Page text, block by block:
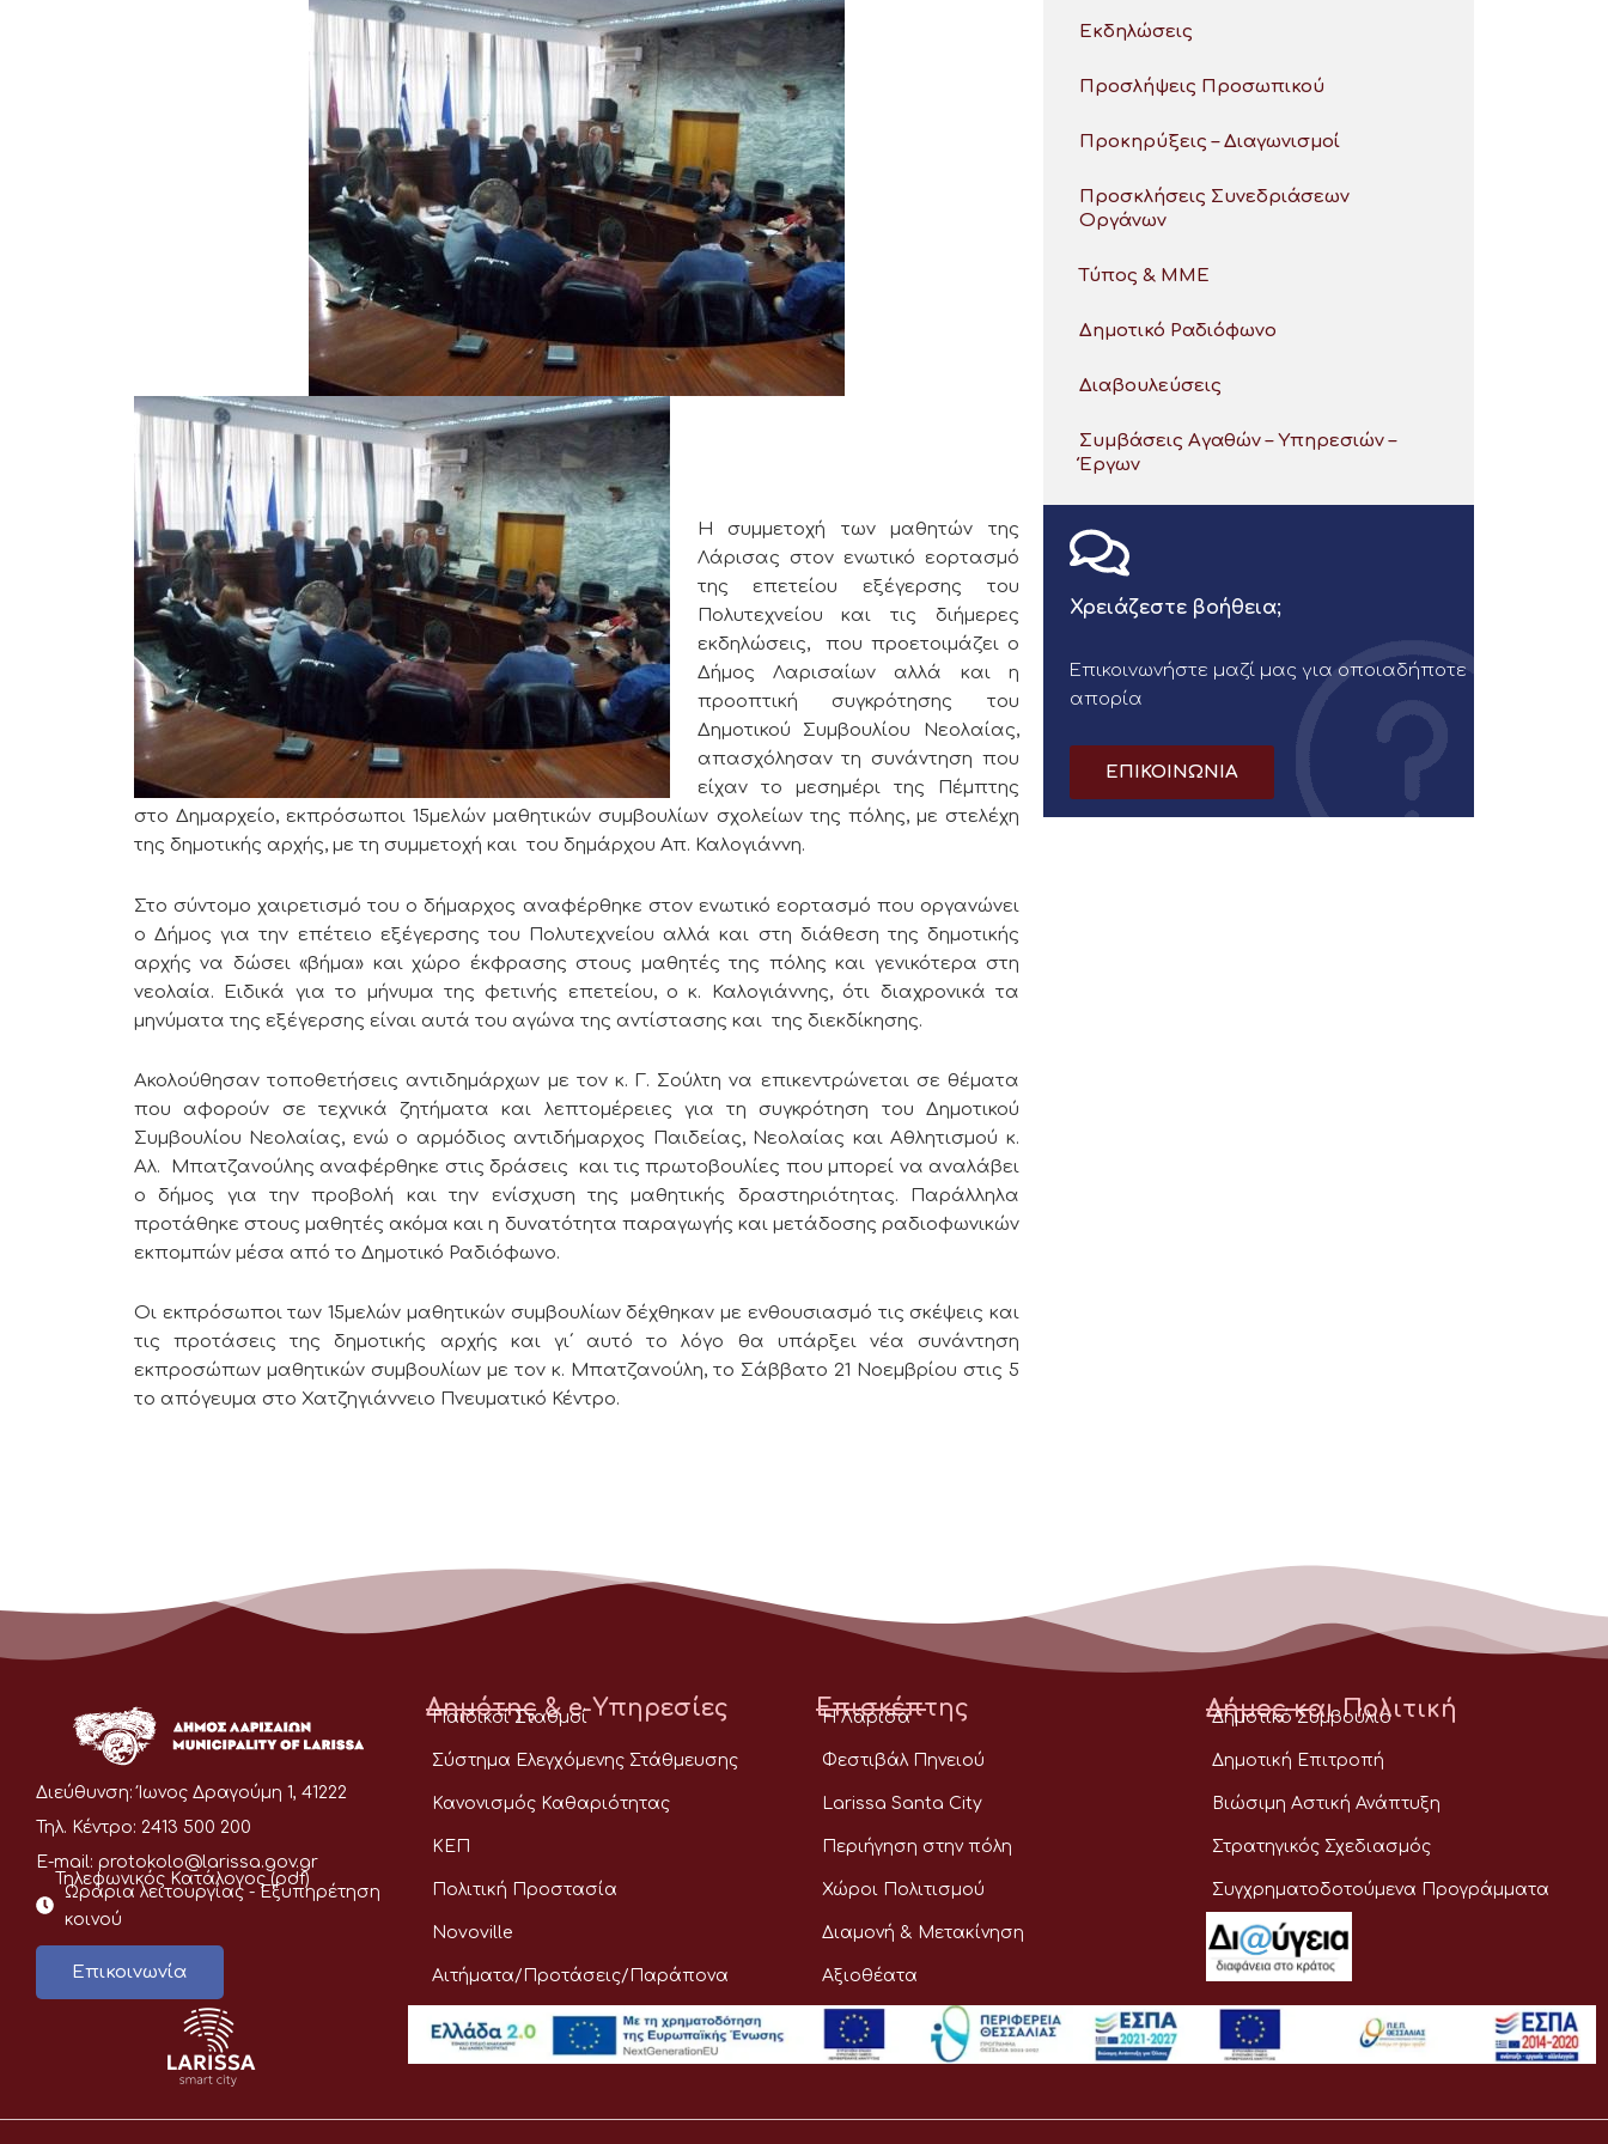
Η συμμετοχή των μαθητών της
Λάρισας στον ενωτικό εορτασμό
της επετείου εξέγερσης του
Πολυτεχνείου και τις διήμερες
εκδηλώσεις, που προετοιμάζει ο
Δήμος Λαρισαίων αλλά και η
προοπτική συγκρότησης του
Δημοτικού Συμβουλίου Νεολαίας,
απασχόλησαν τη συνάντηση που
είχαν το μεσημέρι της Πέμπτης
στο Δημαρχείο, εκπρόσωποι 15μελών μαθητικών συμβουλίων σχολείων της πόλης, με στελέχη
της δημοτικής αρχής, με τη συμμετοχή και του δημάρχου Απ. Καλογιάννη.
Στο σύντομο χαιρετισμό του ο δήμαρχος αναφέρθηκε στον ενωτικό εορτασμό που οργανώνει
ο Δήμος για την επέτειο εξέγερσης του Πολυτεχνείου αλλά και στη διάθεση της δημοτικής
αρχής να δώσει «βήμα» και χώρο έκφρασης στους μαθητές της πόλης και γενικότερα στη
νεολαία. Ειδικά για το μήνυμα της φετινής επετείου, ο κ. Καλογιάννης, ότι διαχρονικά τα
μηνύματα της εξέγερσης είναι αυτά του αγώνα της αντίστασης και της διεκδίκησης.
Ακολούθησαν τοποθετήσεις αντιδημάρχων με τον κ. Γ. Σούλτη να επικεντρώνεται σε θέματα
που αφορούν σε τεχνικά ζητήματα και λεπτομέρειες για τη συγκρότηση του Δημοτικού
Συμβουλίου Νεολαίας, ενώ ο αρμόδιος αντιδήμαρχος Παιδείας, Νεολαίας και Αθλητισμού κ.
Αλ. Μπατζανούλης αναφέρθηκε στις δράσεις και τις πρωτοβουλίες που μπορεί να αναλάβει
ο δήμος για την προβολή και την ενίσχυση της μαθητικής δραστηριότητας. Παράλληλα
προτάθηκε στους μαθητές ακόμα και η δυνατότητα παραγωγής και μετάδοσης ραδιοφωνικών
εκπομπών μέσα από το Δημοτικό Ραδιόφωνο.
Οι εκπρόσωποι των 15μελών μαθητικών συμβουλίων δέχθηκαν με ενθουσιασμό τις σκέψεις και
τις προτάσεις της δημοτικής αρχής και γι΄ αυτό το λόγο θα υπάρξει νέα συνάντηση
εκπροσώπων μαθητικών συμβουλίων με τον κ. Μπατζανούλη, το Σάββατο 21 Νοεμβρίου στις 5
το απόγευμα στο Χατζηγιάννειο Πνευματικό Κέντρο.
Εκδηλώσεις
Προσλήψεις Προσωπικού
Προκηρύξεις – Διαγωνισμοί
Προσκλήσεις Συνεδριάσεων
Οργάνων
Τύπος & ΜΜΕ
Δημοτικό Ραδιόφωνο
Διαβουλεύσεις
Συμβάσεις Αγαθών – Υπηρεσιών –
Έργων
Χρειάζεστε βοήθεια;
Επικοινωνήστε μαζί μας για οποιαδήποτε
απορία
ΕΠΙΚΟΙΝΩΝΙΑ
Διεύθυνση: Ίωνος Δραγούμη 1, 41222
Τηλ. Κέντρο: 2413 500 200
E-mail: protokolo@larissa.gov.gr
Τηλεφωνικός Κατάλογος (pdf)
Ωράρια λειτουργίας - Eξυπηρέτηση
κοινού
Επικοινωνία
Δημότης & e-Υπηρεσίες
Παιδικοί Σταθμοί
Σύστημα Ελεγχόμενης Στάθμευσης
Κανονισμός Καθαριότητας
ΚΕΠ
Πολιτική Προστασία
Novoville
Αιτήματα/Προτάσεις/Παράπονα
Επισκέπτης
Η Λάρισα
Φεστιβάλ Πηνειού
Larissa Santa City
Περιήγηση στην πόλη
Χώροι Πολιτισμού
Διαμονή & Μετακίνηση
Αξιοθέατα
Δήμος και Πολιτική
Δημοτικό Συμβούλιο
Δημοτική Επιτροπή
Βιώσιμη Αστική Ανάπτυξη
Στρατηγικός Σχεδιασμός
Συγχρηματοδοτούμενα Προγράμματα